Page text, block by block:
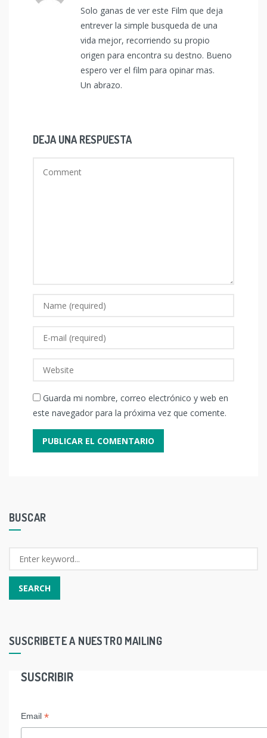
Solo ganas de ver este Film que deja
entrever la simple busqueda de una
vida mejor, recorriendo su propio
origen para encontra su destno. Bueno
espero ver el film para opinar mas.
Un abrazo.
DEJA UNA RESPUESTA
Guarda mi nombre, correo electrónico y web en
este navegador para la próxima vez que comente.
BUSCAR
SUSCRIBETE A NUESTRO MAILING
SUSCRIBIR
Email *